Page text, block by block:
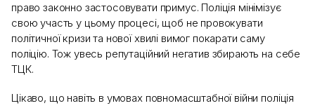
право законно застосовувати примус. Поліція мінімізує
свою участь у цьому процесі, щоб не провокувати
політичної кризи та нової хвилі вимог покарати саму
поліцію. Тож увесь репутаційний негатив збирають на себе
ТЦК.
Цікаво, що навіть в умовах повномасштабної війни поліція